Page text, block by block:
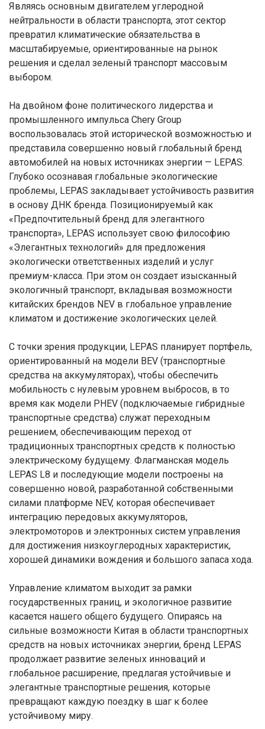
Являясь основным двигателем углеродной
нейтральности в области транспорта, этот сектор
превратил климатические обязательства в
масштабируемые, ориентированные на рынок
решения и сделал зеленый транспорт массовым
выбором.
На двойном фоне политического лидерства и
промышленного импульса Chery Group
воспользовалась этой исторической возможностью и
представила совершенно новый глобальный бренд
автомобилей на новых источниках энергии — LEPAS.
Глубоко осознавая глобальные экологические
проблемы, LEPAS закладывает устойчивость развития
в основу ДНК бренда. Позиционируемый как
«Предпочтительный бренд для элегантного
транспорта», LEPAS использует свою философию
«Элегантных технологий» для предложения
экологически ответственных изделий и услуг
премиум-класса. При этом он создает изысканный
экологичный транспорт, вкладывая возможности
китайских брендов NEV в глобальное управление
климатом и достижение экологических целей.
С точки зрения продукции, LEPAS планирует портфель,
ориентированный на модели BEV (транспортные
средства на аккумуляторах), чтобы обеспечить
мобильность с нулевым уровнем выбросов, в то
время как модели PHEV (подключаемые гибридные
транспортные средства) служат переходным
решением, обеспечивающим переход от
традиционных транспортных средств к полностью
электрическому будущему. Флагманская модель
LEPAS L8 и последующие модели построены на
совершенно новой, разработанной собственными
силами платформе NEV, которая обеспечивает
интеграцию передовых аккумуляторов,
электромоторов и электронных систем управления
для достижения низкоуглеродных характеристик,
хорошей динамики вождения и большого запаса хода.
Управление климатом выходит за рамки
государственных границ, и экологичное развитие
касается нашего общего будущего. Опираясь на
сильные возможности Китая в области транспортных
средств на новых источниках энергии, бренд LEPAS
продолжает развитие зеленых инноваций и
глобальное расширение, предлагая устойчивые и
элегантные транспортные решения, которые
превращают каждую поездку в шаг к более
устойчивому миру.